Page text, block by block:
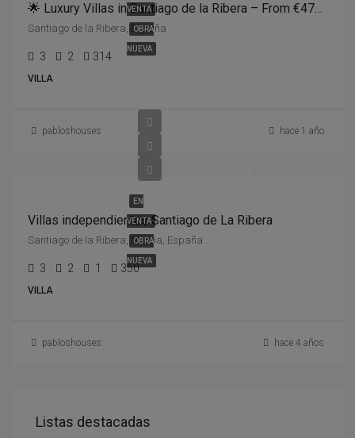
VENTA
OBRA
NUEVA
🌟 Luxury Villas in Santiago de la Ribera – From €476,900! 🌟
Santiago de la Ribera, España
3 2 314
VILLA
pabloshouses hace 1 año
EN
VENTA
OBRA
NUEVA
Villas independientes Santiago de La Ribera
Santiago de la Ribera, Murcia, España
3 2 1 350
VILLA
pabloshouses hace 4 años
Listas destacadas